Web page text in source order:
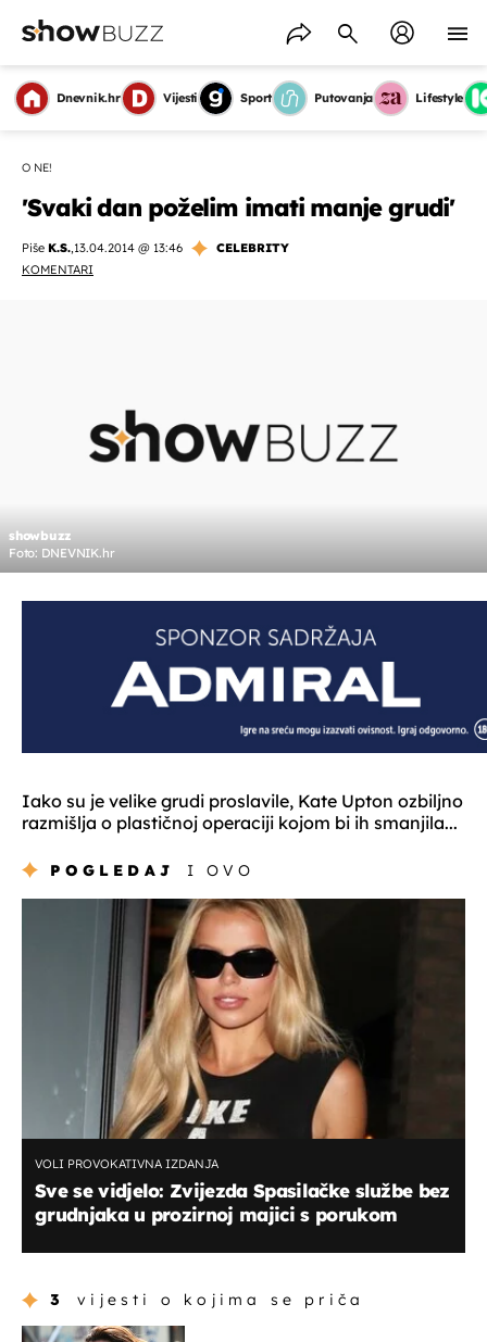
Dnevnik.hr Vijesti Sport Putovanja Lifestyle
O NE!
'Svaki dan poželim imati manje grudi'
Piše K.S.,13.04.2014 @ 13:46
CELEBRITY
KOMENTARI
showbuzz
Foto: DNEVNIK.hr
Iako su je velike grudi proslavile, Kate Upton ozbiljno
razmišlja o plastičnoj operaciji kojom bi ih smanjila...
POGLEDAJ I OVO
VOLI PROVOKATIVNA IZDANJA
Sve se vidjelo: Zvijezda Spasilačke službe bez
grudnjaka u prozirnoj majici s porukom
3 vijesti o kojima se priča
OMOGUĆI OBAVIJESTI